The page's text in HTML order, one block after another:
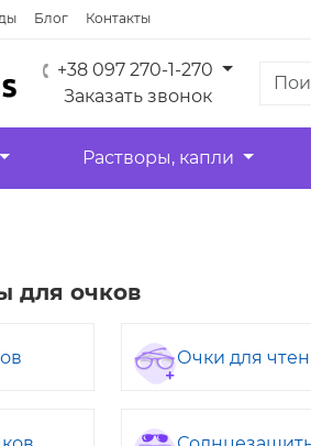
Блог Контакты
+38 097 270-1-270
Заказать звонок
Растворы, капли
для очков
Очки для